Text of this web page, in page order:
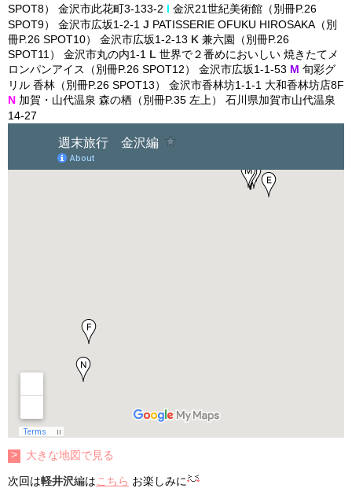
SPOT8） 金沢市此花町3-133-2 I 金沢21世紀美術館（別冊P.26
SPOT9） 金沢市広坂1-2-1 J PATISSERIE OFUKU HIROSAKA（別
冊P.26 SPOT10） 金沢市広坂1-2-13 K 兼六園（別冊P.26
SPOT11） 金沢市丸の内1-1 L 世界で２番めにおいしい 焼きたてメ
ロンパンアイス（別冊P.26 SPOT12） 金沢市広坂1-1-53 M 旬彩グ
リル 香林（別冊P.26 SPOT13） 金沢市香林坊1-1-1 大和香林坊店8F
N 加賀・山代温泉 森の栖（別冊P.35 左上） 石川県加賀市山代温泉
14-27
大きな地図で見る
次回は軽井沢編は こちら お楽しみに